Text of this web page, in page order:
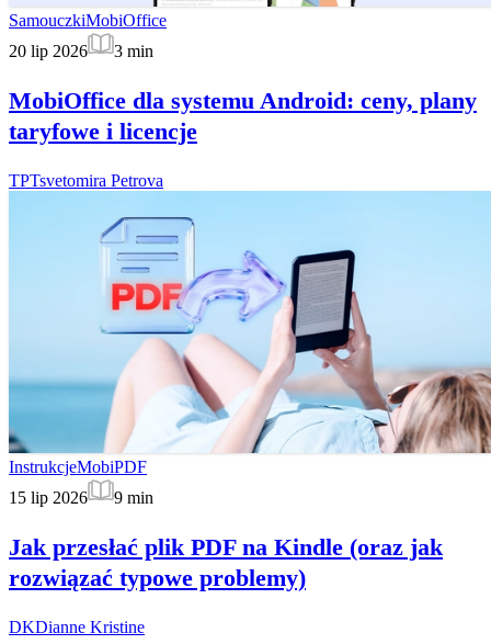
SamouczkiMobiOffice
20 lip 2026
3 min
MobiOffice dla systemu Android: ceny, plany
taryfowe i licencje
TPTsvetomira Petrova
InstrukcjeMobiPDF
15 lip 2026
9 min
Jak przesłać plik PDF na Kindle (oraz jak
rozwiązać typowe problemy)
DKDianne Kristine